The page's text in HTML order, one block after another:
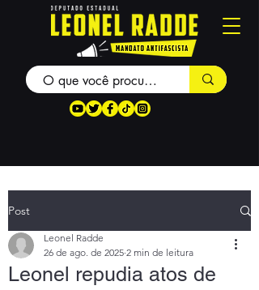
Post
Leonel repudia atos de
Leonel Radde
26 de ago. de 2025 2 min de leitura